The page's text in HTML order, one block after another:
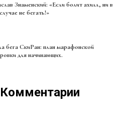
не бегать!»
для начинающих.